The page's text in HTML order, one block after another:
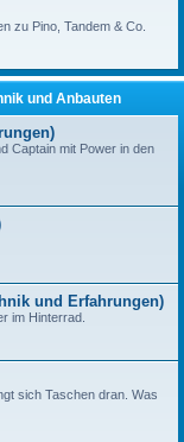
zu Pino, Tandem & Co.
und Anbauten
Captain mit Power in den
und Erfahrungen)
im Hinterrad.
sich Taschen dran. Was